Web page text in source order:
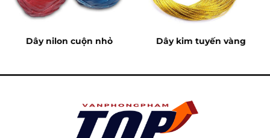
Dây nilon cuộn nhỏ Dây kim tuyến vàng